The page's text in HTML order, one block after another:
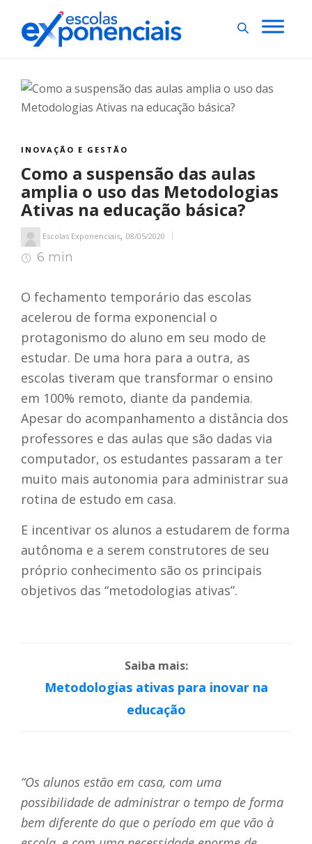
INOVAÇÃO E GESTÃO
Como a suspensão das aulas
amplia o uso das Metodologias
Ativas na educação básica?
Escolas Exponenciais, 08/05/2020
6 min
O fechamento temporário das escolas
acelerou de forma exponencial o
protagonismo do aluno em seu modo de
estudar. De uma hora para a outra, as
escolas tiveram que transformar o ensino
em 100% remoto, diante da pandemia.
Apesar do acompanhamento a distância dos
professores e das aulas que são dadas via
computador, os estudantes passaram a ter
muito mais autonomia para administrar sua
rotina de estudo em casa.
E incentivar os alunos a estudarem de forma
autônoma e a serem construtores de seu
próprio conhecimento são os principais
objetivos das “metodologias ativas”.
Saiba mais:
Metodologias ativas para inovar na
educação
“Os alunos estão em casa, com uma
possibilidade de administrar o tempo de forma
bem diferente do que o período em que vão à